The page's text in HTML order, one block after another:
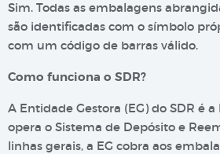
Sim. Todas as embalagens
são identificadas com o símbolo
com um código de barras válido.
Como funciona o SDR?
A Entidade Gestora (EG) do SDR é
opera o Sistema de Depósito e
linhas gerais, a EG cobra aos